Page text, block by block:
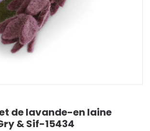
de lavande-en laine
& Sif-15434